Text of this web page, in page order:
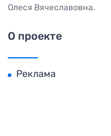
Олеся Вячеславовна.
О проекте
Реклама